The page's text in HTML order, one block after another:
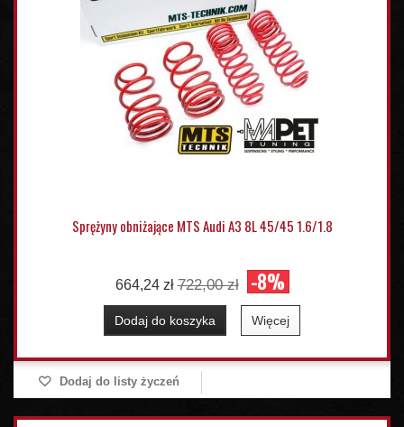
Sprężyny obniżające MTS Audi A3 8L 45/45 1.6/1.8
664,24 zł 722,00 zł -8%
Dodaj do koszyka Więcej
Dodaj do listy życzeń